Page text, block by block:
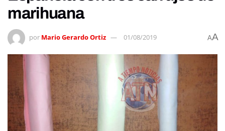
marihuana
por Mario Gerardo Ortiz 01/08/2019 AA